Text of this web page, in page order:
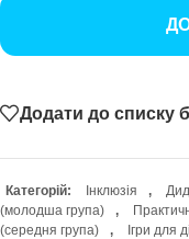
Додати до списку
Категорій: Інклюзія ,
(молодша група)
,
(середня група)
, Ігри для